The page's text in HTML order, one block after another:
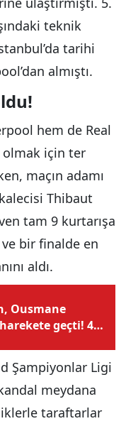
teknik
tarihi
almıştı.
hem de Real
olmak için ter
maçın adamı
Thibaut
tam 9 kurtarışa
bir finalde en
aldı.
Ousmane
geçti! 4
Şampiyonlar Ligi
meydana
taraftarlar